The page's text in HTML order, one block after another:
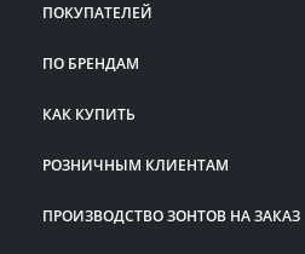
ПОКУПАТЕЛЕЙ
ПО БРЕНДАМ
КАК КУПИТЬ
РОЗНИЧНЫМ КЛИЕНТАМ
ПРОИЗВОДСТВО ЗОНТОВ НА ЗАКАЗ